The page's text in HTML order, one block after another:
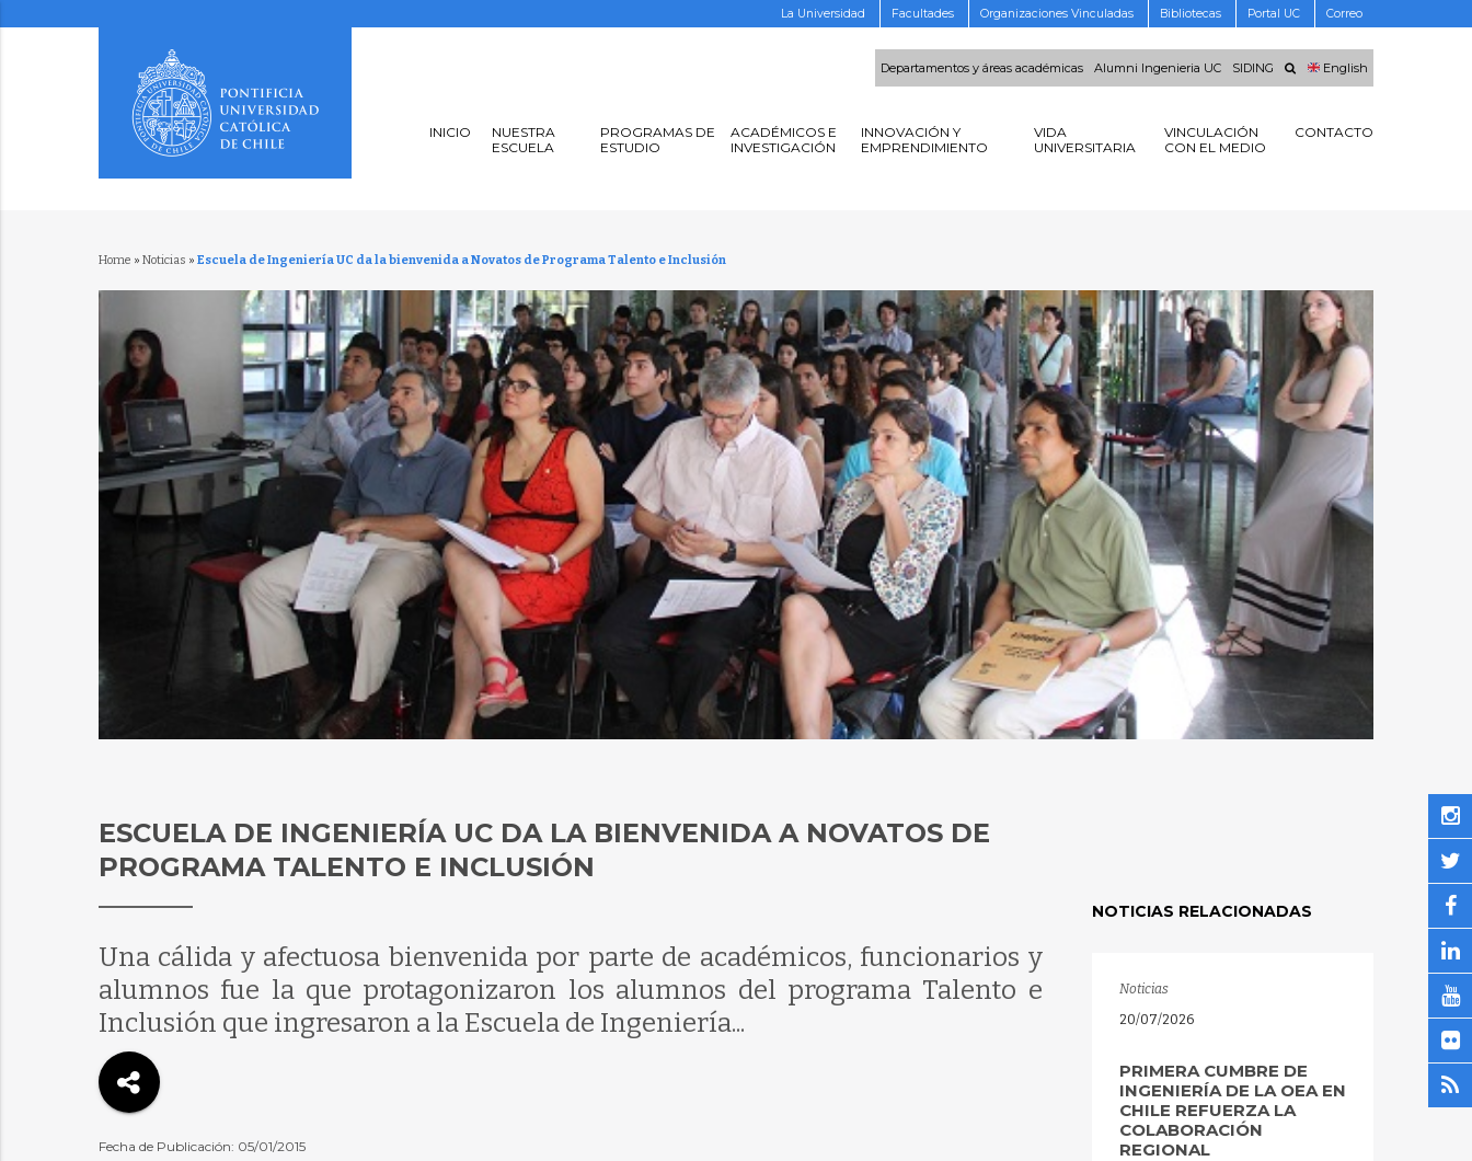
La Universidad Facultades Organizaciones Vinculadas Bibliotecas Portal UC Correo
Departamentos y áreas académicas Alumni Ingenieria UC SIDING English
INICIO
NUESTRA
ESCUELA
PROGRAMAS DE
ESTUDIO
ACADÉMICOS E
INVESTIGACIÓN
INNOVACIÓN Y
EMPRENDIMIENTO
VIDA
UNIVERSITARIA
VINCULACIÓN
CON EL MEDIO
CONTACTO
Home » Noticias » Escuela de Ingeniería UC da la bienvenida a Novatos de Programa Talento e Inclusión
ESCUELA DE INGENIERÍA UC DA LA BIENVENIDA A NOVATOS DE
PROGRAMA TALENTO E INCLUSIÓN
Una cálida y afectuosa bienvenida por parte de académicos, funcionarios y
alumnos fue la que protagonizaron los alumnos del programa Talento e
Inclusión que ingresaron a la Escuela de Ingeniería...
Fecha de Publicación: 05/01/2015
NOTICIAS RELACIONADAS
Noticias
20/07/2026
PRIMERA CUMBRE DE
INGENIERÍA DE LA OEA EN
CHILE REFUERZA LA
COLABORACIÓN
REGIONAL